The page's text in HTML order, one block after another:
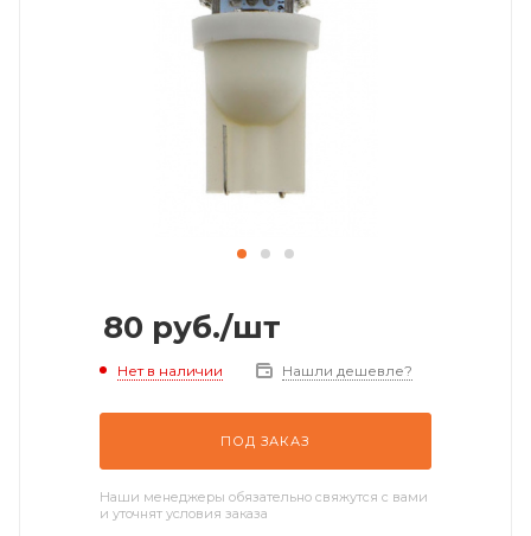
80 руб./шт
Нет в наличии Нашли дешевле?
ПОД ЗАКАЗ
Наши менеджеры обязательно свяжутся с вами
и уточнят условия заказа